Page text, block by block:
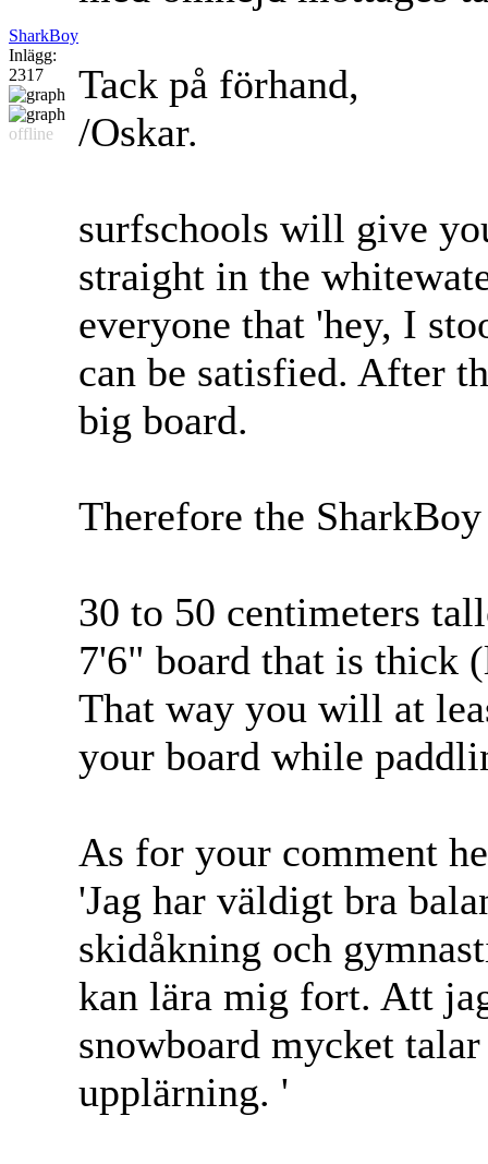
SharkBoy
Inlägg:
2317
offline
Tack på förhand,
/Oskar.
surfschools will give
straight in the
everyone that 'hey, I
can be satisfied. After
big board.
Therefore the
30 to 50 centimeters
7'6" board that is thick
That way you will at
your board while
As for your comment
'Jag har väldigt bra
skidåkning och
kan lära mig fort. Att
snowboard mycket
upplärning. '